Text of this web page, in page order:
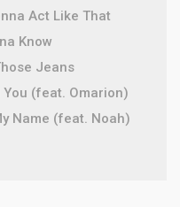
Act Like That
Know
Jeans
You (feat. Omarion)
Name (feat. Noah)